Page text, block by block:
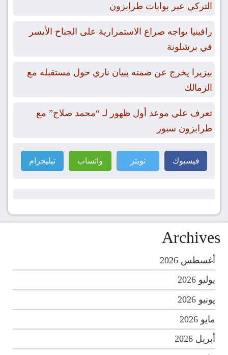
التركي عبر بوابات طرابزون
رافينيا يواجه صراع الاستمرارية على الجناح الأيسر
في برشلونة
بيزيرا يخرج عن صمته ببيان ناري حول مستقبله مع
الزمالك
تعرف علي موعد أول ظهور لـ “محمد صلاح” مع
طرابزون سبور
فيسبوك تويتر واتساب تيليجرام
Archives
أغسطس 2026
يوليو 2026
يونيو 2026
مايو 2026
أبريل 2026